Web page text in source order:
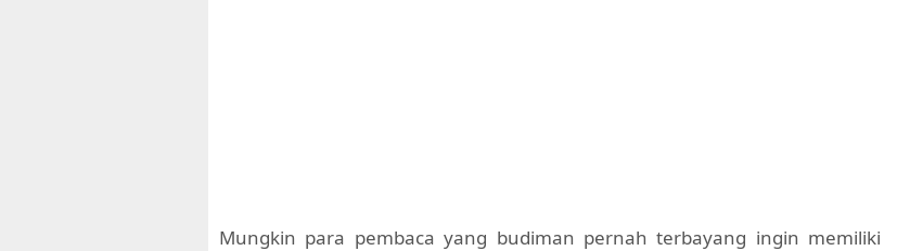
Mungkin para pembaca yang budiman pernah terbayang ingin memiliki